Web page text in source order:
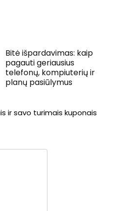
Bitė išpardavimas: kaip
pagauti geriausius
telefonų, kompiuterių ir
planų pasiūlymus
ir savo turimais kuponais